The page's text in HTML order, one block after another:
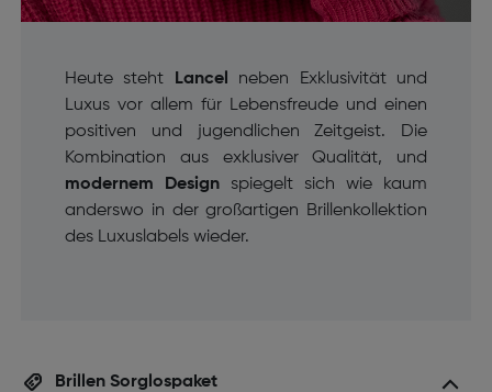
Heute steht Lancel neben Exklusivität und
Luxus vor allem für Lebensfreude und einen
positiven und jugendlichen Zeitgeist. Die
Kombination aus exklusiver Qualität, und
modernem Designspiegelt sich wie kaum
anderswo in der großartigen Brillenkollektion
des Luxuslabels wieder.
Brillen Sorglospaket